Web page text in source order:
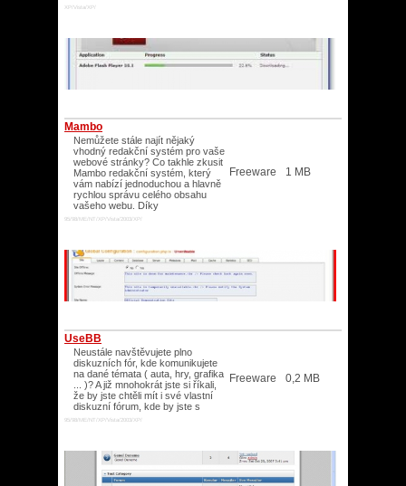
XP/Vista/XP/
Mambo
Nemůžete stále najít nějaký
vhodný redakční systém pro vaše
webové stránky? Co takhle zkusit
Mambo redakční systém, který
vám nabízí jednoduchou a hlavně
rychlou správu celého obsahu
vašeho webu. Díky
95/98/ME/NT/XP/Vista/2003/XP/
Freeware 1 MB
UseBB
Neustále navštěvujete plno
diskuzních fór, kde komunikujete
na dané témata ( auta, hry, grafika
... )? A již mnohokrát jste si říkali,
že by jste chtěli mít i své vlastní
diskuzní fórum, kde by jste s
95/98/ME/NT/XP/Vista/2003/XP/
Freeware 0,2 MB